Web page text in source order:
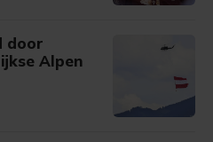
door
Alpen